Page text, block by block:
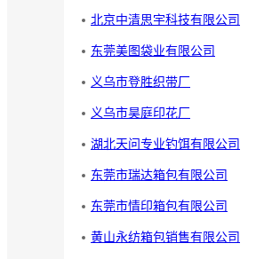
北京中清思宇科技有限公司
东莞美图袋业有限公司
义乌市登胜织带厂
义乌市昊庭印花厂
湖北天问专业钓饵有限公司
东莞市瑞达箱包有限公司
东莞市情印箱包有限公司
黄山永纺箱包销售有限公司